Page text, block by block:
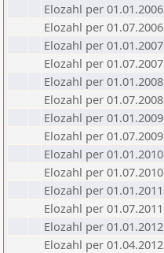
Elozahl per 01.01.2006
Elozahl per 01.07.2006
Elozahl per 01.01.2007
Elozahl per 01.07.2007
Elozahl per 01.01.2008
Elozahl per 01.07.2008
Elozahl per 01.01.2009
Elozahl per 01.07.2009
Elozahl per 01.01.2010
Elozahl per 01.07.2010
Elozahl per 01.01.2011
Elozahl per 01.07.2011
Elozahl per 01.01.2012
Elozahl per 01.04.2012